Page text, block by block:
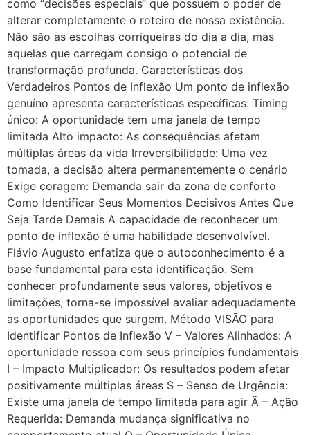
como “decisões especiais“ que possuem o poder de
alterar completamente o roteiro de nossa existência.
Não são as escolhas corriqueiras do dia a dia, mas
aquelas que carregam consigo o potencial de
transformação profunda. Características dos
Verdadeiros Pontos de Inflexão Um ponto de inflexão
genuíno apresenta características específicas: Timing
único: A oportunidade tem uma janela de tempo
limitada Alto impacto: As consequências afetam
múltiplas áreas da vida Irreversibilidade: Uma vez
tomada, a decisão altera permanentemente o cenário
Exige coragem: Demanda sair da zona de conforto
Como Identificar Seus Momentos Decisivos Antes Que
Seja Tarde Demais A capacidade de reconhecer um
ponto de inflexão é uma habilidade desenvolvível.
Flávio Augusto enfatiza que o autoconhecimento é a
base fundamental para esta identificação. Sem
conhecer profundamente seus valores, objetivos e
limitações, torna-se impossível avaliar adequadamente
as oportunidades que surgem. Método VISÃO para
Identificar Pontos de Inflexão V – Valores Alinhados: A
oportunidade ressoa com seus princípios fundamentais
I – Impacto Multiplicador: Os resultados podem afetar
positivamente múltiplas áreas S – Senso de Urgência:
Existe uma janela de tempo limitada para agir Ã – Ação
Requerida: Demanda mudança significativa no